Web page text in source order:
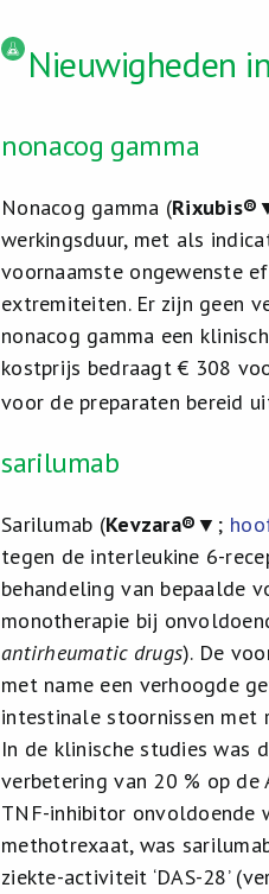
Nieuwigheden
nonacog gamma
Nonacog gamma (Rixubis®
werkingsduur, met als
voornaamste ongewenste
extremiteiten. Er zijn geen
nonacog gamma een
kostprijs bedraagt € 308
voor de preparaten bereid
sarilumab
Sarilumab (Kevzara®▼;
tegen de interleukine 6-
behandeling van bepaalde
monotherapie bij
antirheumatic drugs). De
met name een verhoogde
intestinale stoornissen met
In de klinische studies was
verbetering van 20 % op
TNF-inhibitor onvoldoende
methotrexaat, was
ziekte-activiteit ‘DAS-28’